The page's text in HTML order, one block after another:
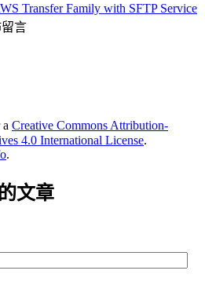
Transfer Family with SFTP Service
言
a Creative Commons Attribution-
4.0 International License.
.
文章